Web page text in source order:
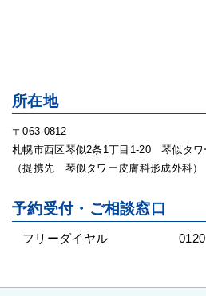
所在地
〒063-0812
札幌市西区琴似2条1丁目1-20 琴似タワ
（提携先 琴似タワー皮膚科形成外科）
予約受付・ご相談窓口
フリーダイヤル